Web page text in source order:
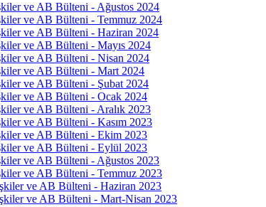
ve AB Bülteni - Ağustos 2024
ve AB Bülteni - Temmuz 2024
ve AB Bülteni - Haziran 2024
ve AB Bülteni - Mayıs 2024
ve AB Bülteni - Nisan 2024
ve AB Bülteni - Mart 2024
ve AB Bülteni - Şubat 2024
ve AB Bülteni - Ocak 2024
ve AB Bülteni - Aralık 2023
ve AB Bülteni - Kasım 2023
ve AB Bülteni - Ekim 2023
ve AB Bülteni - Eylül 2023
ve AB Bülteni - Ağustos 2023
ve AB Bülteni - Temmuz 2023
ve AB Bülteni - Haziran 2023
ve AB Bülteni - Mart-Nisan 2023